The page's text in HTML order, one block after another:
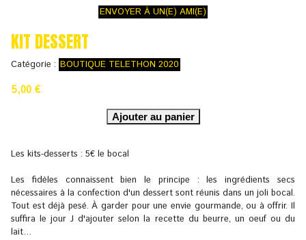
ENVOYER À UN(E) AMI(E)
KIT DESSERT
Catégorie : BOUTIQUE TELETHON 2020
5,00 €
Les kits-desserts : 5€ le bocal
Les fidèles connaissent bien le principe : les ingrédients secs
nécessaires à la confection d'un dessert sont réunis dans un joli bocal.
Tout est déjà pesé. À garder pour une envie gourmande, ou à offrir. Il
suffira le jour J d'ajouter selon la recette du beurre, un oeuf ou du
lait…